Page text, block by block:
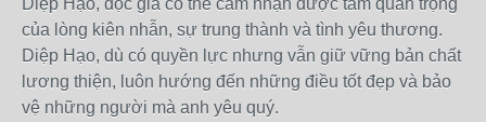
Diệp Hạo, độc giả có thể cảm nhận được tầm quan trọng
của lòng kiên nhẫn, sự trung thành và tình yêu thương.
Diệp Hạo, dù có quyền lực nhưng vẫn giữ vững bản chất
lương thiện, luôn hướng đến những điều tốt đẹp và bảo
vệ những người mà anh yêu quý.